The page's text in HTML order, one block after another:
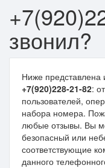
звонил?
Ниже
+7(920)228-21-82:
пользователей,
набора номера.
любые отзывы. Вы
безопасный или
соответствующие
данного